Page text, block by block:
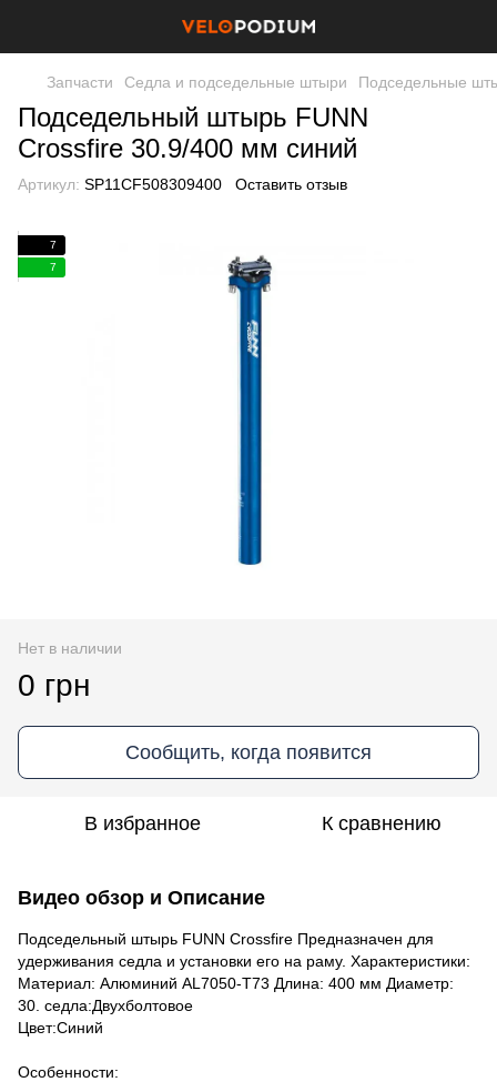
Запчасти Седла и подседельные штыри Подседельные
Подседельный штырь FUNN
Crossfire 30.9/400 мм синий
Артикул: SP11CF508309400 Оставить отзыв
7
7
Нет в наличии
0 грн
Сообщить, когда появится
В избранное К сравнению
Видео обзор и Описание
Подседельный штырь FUNN Crossfire Предназначен для
удерживания седла и установки его на раму. Характеристики:
Материал: Алюминий AL7050-T73 Длина: 400 мм Диаметр:
30. седла:Двухболтовое
Цвет:Синий
Особенности: